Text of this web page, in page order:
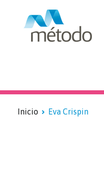
Inicio Eva Crispin